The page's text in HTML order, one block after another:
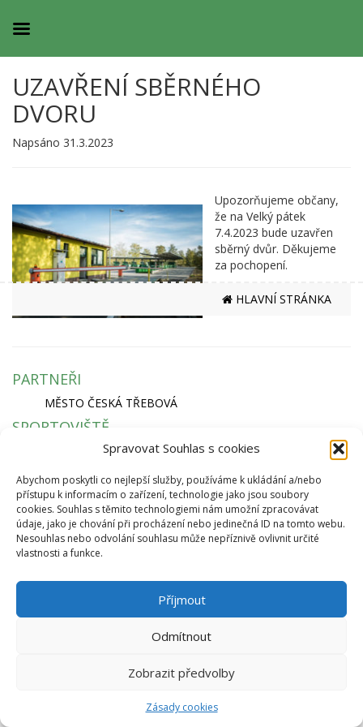
Spravovat Souhlas s cookies
Abychom poskytli co nejlepší služby, používáme k ukládání a/nebo
přístupu k informacím o zařízení, technologie jako jsou soubory
cookies. Souhlas s těmito technologiemi nám umožní zpracovávat
údaje, jako je chování při procházení nebo jedinečná ID na tomto webu.
Nesouhlas nebo odvolání souhlasu může nepříznivě ovlivnit určité
vlastnosti a funkce.
Příjmout
Odmítnout
Zobrazit předvolby
Zásady cookies
UZAVŘENÍ SBĚRNÉHO
DVORU
Napsáno 31.3.2023
Upozorňujeme občany,
že na Velký pátek
7.4.2023 bude uzavřen
sběrný dvůr. Děkujeme
za pochopení.
HLAVNÍ STRÁNKA
PARTNEŘI
MĚSTO ČESKÁ TŘEBOVÁ
SPORTOVIŠTĚ
KRYTÝ PLAVECKÝ BAZÉN
ZIMNÍ STADION NA SKALCE
RYCHLÁ NAVIGACE
EKO BI S.R.O.
SEMANÍNSKÁ 2050
IČ: 64827500